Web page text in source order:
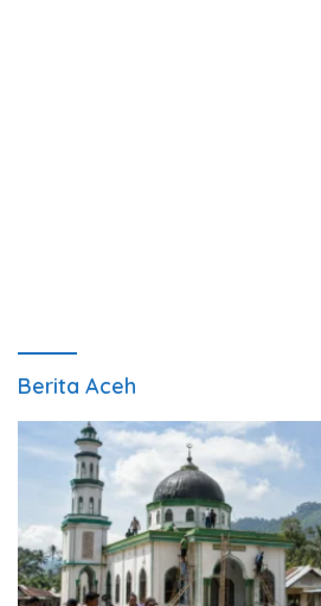
Berita Aceh